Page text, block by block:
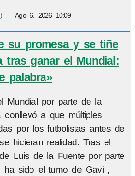
—Ago 6, 2026 10:09
su promesa y se tiñe
tras ganar el Mundial:
palabra»
Mundial por parte de la
conllevó a que múltiples
por los futbolistas antes de
hicieran realidad. Tras el
Luis de la Fuente por parte
ha sido el turno de Gavi ,